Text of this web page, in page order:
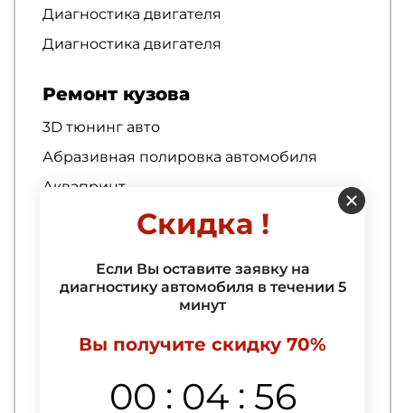
Диагностика двигателя
Диагностика двигателя
Ремонт кузова
3D тюнинг авто
Абразивная полировка автомобиля
Аквапринт
Антигравийная защита автомобиля
автомобиля
Антигравийная защита порогов
Антигравийная оклейка
Антигравийная пленка
Скидка !
Если Вы оставите заявку на
диагностику автомобиля в течении 5
минут
Вы получите скидку 70%
00 : 04 : 55